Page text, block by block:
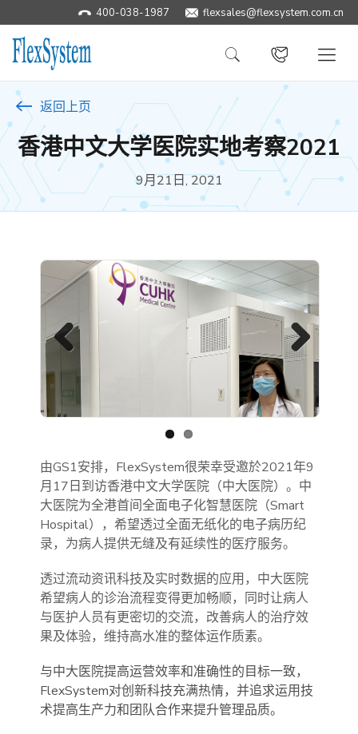
400-038-1987 ​flexsales@flexsystem.com.cn
返回上页
香港中文大学医院实地考察2021
9月21日, 2021
Previous Next
由GS1安排，FlexSystem很荣幸受邀於2021年9
月17日到访香港中文大学医院（中大医院）。中
大医院为全港首间全面电子化智慧医院（Smart
Hospital），希望透过全面无纸化的电子病历纪
录，为病人提供无缝及有延续性的医疗服务。
透过流动资讯科技及实时数据的应用，中大医院
希望病人的诊治流程变得更加畅顺，同时让病人
与医护人员有更密切的交流，改善病人的治疗效
果及体验，维持高水准的整体运作质素。
与中大医院提高运营效率和准确性的目标一致，
FlexSystem对创新科技充满热情，并追求运用技
术提高生产力和团队合作来提升管理品质。